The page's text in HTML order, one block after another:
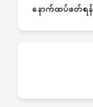
နောက်ထပ်ဖတ်ရန်